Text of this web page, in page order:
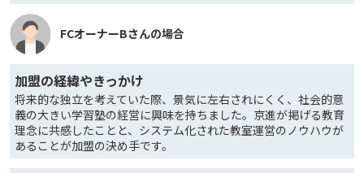
FCオーナーBさんの場合
加盟の経緯やきっかけ
将来的な独立を考えていた際、景気に左右されにくく、社会的意
義の大きい学習塾の経営に興味を持ちました。京進が掲げる教育
理念に共感したことと、システム化された教室運営のノウハウが
あることが加盟の決め手です。